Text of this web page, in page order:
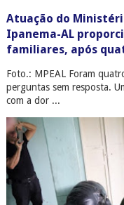
Atuação do
Ipanema-AL
familiares, após
Foto.: MPEAL Foram
perguntas sem resposta.
com a dor ...